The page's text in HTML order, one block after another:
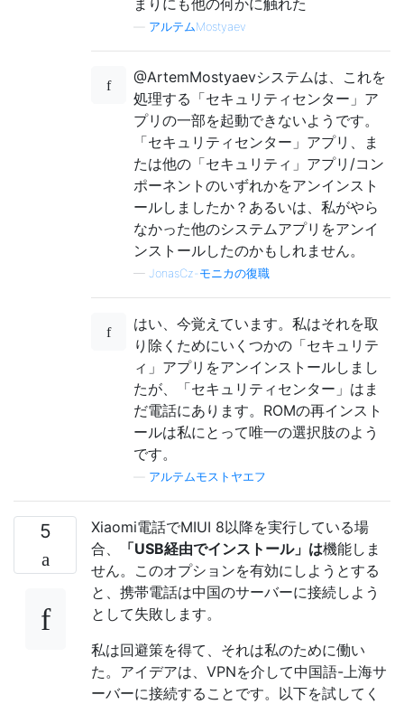
アルテムMostyaev
@ArtemMostyaevシステムは、これを
処理する「セキュリティセンター」ア
プリの一部を起動できないようです。
「セキュリティセンター」アプリ、ま
たは他の「セキュリティ」アプリ/コン
ポーネントのいずれかをアンインスト
ールしましたか？あるいは、私がやら
なかった他のシステムアプリをアンイ
ンストールしたのかもしれません。
— JonasCz-モニカの復職
はい、今覚えています。私はそれを取
り除くためにいくつかの「セキュリテ
ィ」アプリをアンインストールしまし
たが、「セキュリティセンター」はま
だ電話にあります。ROMの再インスト
ールは私にとって唯一の選択肢のよう
です。
アルテムモストヤエフ
5
Xiaomi電話でMIUI 8以降を実行している場
合、
「USB経由でインストール」は機能しま
せん。このオプションを有効にしようとする
と、携帯電話は中国のサーバーに接続しよう
として失敗します。
私は回避策を得て、それは私のために働い
た。アイデアは、VPNを介して中国語-上海サ
ーバーに接続することです。以下を試してく